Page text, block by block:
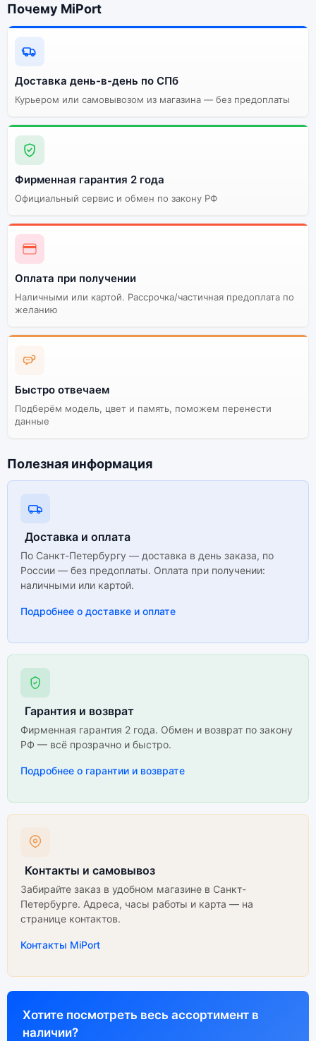
Почему MiPort
Доставка день-в-день по СПб
Курьером или самовывозом из магазина — без предоплаты
Фирменная гарантия 2 года
Официальный сервис и обмен по закону РФ
Оплата при получении
Наличными или картой. Рассрочка/частичная предоплата по
желанию
Быстро отвечаем
Подберём модель, цвет и память, поможем перенести
данные
Полезная информация
Доставка и оплата
По Санкт-Петербургу — доставка в день заказа, по
России — без предоплаты. Оплата при получении:
наличными или картой.
Подробнее о доставке и оплате
Гарантия и возврат
Фирменная гарантия 2 года. Обмен и возврат по закону
РФ — всё прозрачно и быстро.
Подробнее о гарантии и возврате
Контакты и самовывоз
Забирайте заказ в удобном магазине в Санкт-
Петербурге. Адреса, часы работы и карта — на
странице контактов.
Контакты MiPort
Хотите посмотреть весь ассортимент в
наличии?